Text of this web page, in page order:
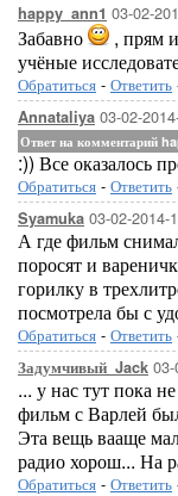
happy_ann1 03-02-
Забавно
, прям
учёные
Обратиться - Ответить
Annataliya 03-02-
Ответ на комментарий
:)) Все оказалось
Обратиться - Ответить
Syamuka 03-02-2014-
А где фильм
поросят и
горилку в
посмотрела бы с
Обратиться - Ответить
Задумчивый_Jack
... у нас тут пока
фильм с Варлей
Эта вещь вааще
радио хорош... На
Обратиться - Ответить